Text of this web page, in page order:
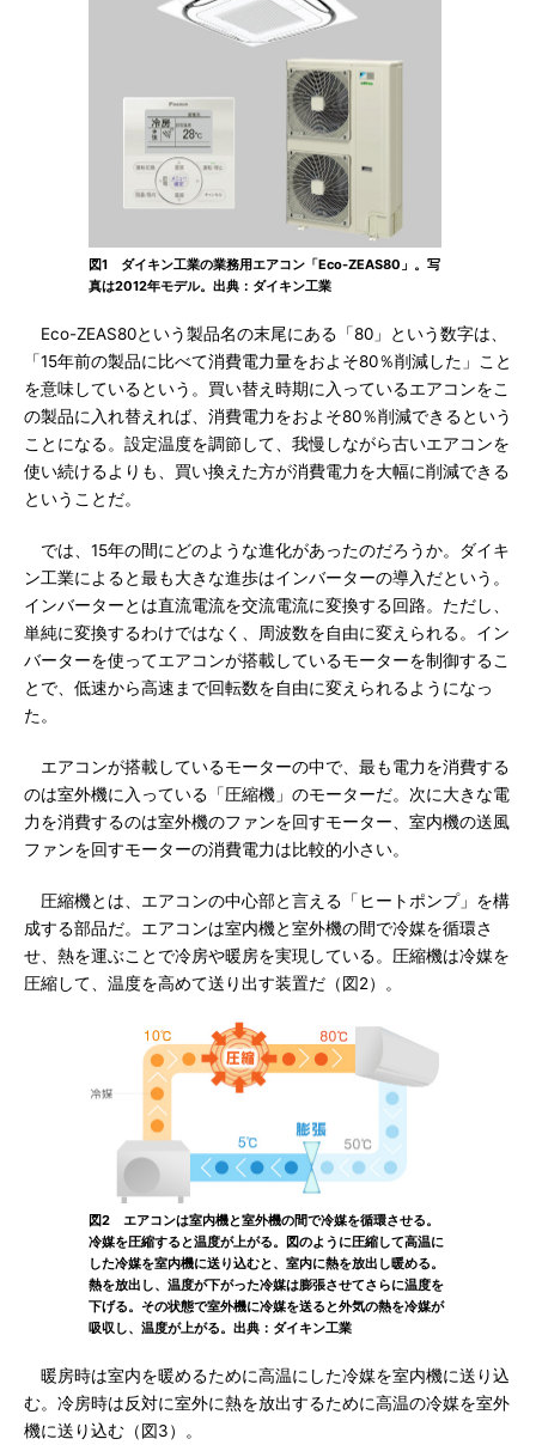
図1 ダイキン工業の業務用エアコン「Eco-ZEAS80」。写
真は2012年モデル。出典：ダイキン工業
Eco-ZEAS80という製品名の末尾にある「80」という数字は、
「15年前の製品に比べて消費電力量をおよそ80％削減した」こと
を意味しているという。買い替え時期に入っているエアコンをこ
の製品に入れ替えれば、消費電力をおよそ80％削減できるという
ことになる。設定温度を調節して、我慢しながら古いエアコンを
使い続けるよりも、買い換えた方が消費電力を大幅に削減できる
ということだ。
では、15年の間にどのような進化があったのだろうか。ダイキ
ン工業によると最も大きな進歩はインバーターの導入だという。
インバーターとは直流電流を交流電流に変換する回路。ただし、
単純に変換するわけではなく、周波数を自由に変えられる。イン
バーターを使ってエアコンが搭載しているモーターを制御するこ
とで、低速から高速まで回転数を自由に変えられるようになっ
た。
エアコンが搭載しているモーターの中で、最も電力を消費する
のは室外機に入っている「圧縮機」のモーターだ。次に大きな電
力を消費するのは室外機のファンを回すモーター、室内機の送風
ファンを回すモーターの消費電力は比較的小さい。
圧縮機とは、エアコンの中心部と言える「ヒートポンプ」を構
成する部品だ。エアコンは室内機と室外機の間で冷媒を循環さ
せ、熱を運ぶことで冷房や暖房を実現している。圧縮機は冷媒を
圧縮して、温度を高めて送り出す装置だ（図2）。
図2 エアコンは室内機と室外機の間で冷媒を循環させる。
冷媒を圧縮すると温度が上がる。図のように圧縮して高温に
した冷媒を室内機に送り込むと、室内に熱を放出し暖める。
熱を放出し、温度が下がった冷媒は膨張させてさらに温度を
下げる。その状態で室外機に冷媒を送ると外気の熱を冷媒が
吸収し、温度が上がる。出典：ダイキン工業
暖房時は室内を暖めるために高温にした冷媒を室内機に送り込
む。冷房時は反対に室外に熱を放出するために高温の冷媒を室外
機に送り込む（図3）。